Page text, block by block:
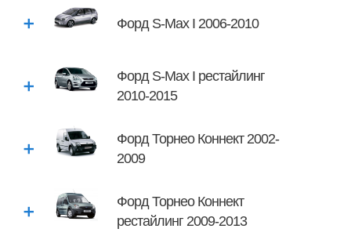
Форд S-Max I 2006-2010
Форд S-Max I рестайлинг
2010-2015
Форд Торнео Коннект 2002-
2009
Форд Торнео Коннект
рестайлинг 2009-2013